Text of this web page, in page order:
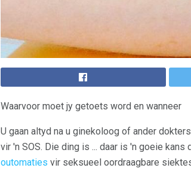
Waarvoor moet jy getoets word en wanneer
U gaan altyd na u ginekoloog of ander
vir 'n SOS. Die ding is ... daar is 'n goeie
outomaties vir seksueel oordraagbare